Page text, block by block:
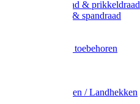
Metaal draad & prikkeldraad
Binddraad & spandraad
Afrasternet toebehoren
Weidehekken / Landhekken